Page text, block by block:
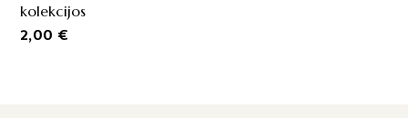
kolekcijos
2,00 €